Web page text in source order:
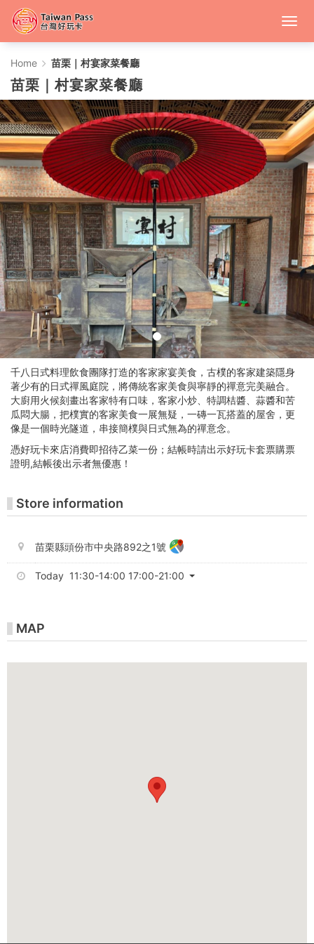
苗
栗
｜
村
宴
家
菜
餐
廳
-
CT-
PASS
Home 苗栗｜村宴家菜餐廳
苗栗｜村宴家菜餐廳
千八日式料理飲食團隊打造的客家家宴美食，古樸的客家建築隱身
著少有的日式禪風庭院，將傳統客家美食與寧靜的禪意完美融合。
大廚用火候刻畫出客家特有口味，客家小炒、特調桔醬、蒜醬和苦
瓜悶大腸，把樸實的客家美食一展無疑，一磚一瓦搭蓋的屋舍，更
像是一個時光隧道，串接簡樸與日式無為的禪意念。
憑好玩卡來店消費即招待乙菜一份；結帳時請出示好玩卡套票購票
證明,結帳後出示者無優惠！
Store information
苗栗縣頭份市中央路892之1號
Today 11:30-14:00 17:00-21:00
MAP